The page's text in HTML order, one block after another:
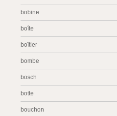
bobine
boîte
boîtier
bombe
bosch
botte
bouchon